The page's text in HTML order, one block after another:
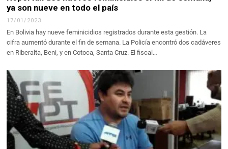
ya son nueve en todo el país
17/01/2023
En Bolivia hay nueve feminicidios registrados durante esta gestión. La
cifra aumentó durante el fin de semana. La Policía encontró dos cadáveres
en Riberalta, Beni, y en Cotoca, Santa Cruz. El fiscal…